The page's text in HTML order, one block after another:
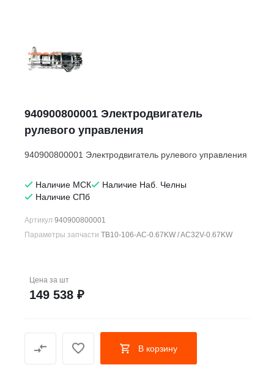
940900800001 Электродвигатель
рулевого управления
940900800001 Электродвигатель рулевого управления
Наличие МСК
Наличие Наб. Челны
Наличие СПб
Артикул 940900800001
Параметры запчасти TB10-106-AC-0.67KW / AC32V-0.67KW
Цена за шт
149 538 ₽
В корзину